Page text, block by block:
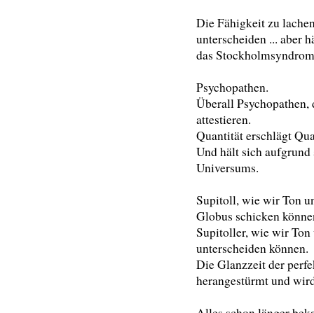
Die Fähigkeit zu
unterscheiden ... aber
das
Psychopathen.
Überall
attestieren.
Quantität erschlägt
Und hält sich
Universums.
Supitoll, wie wir Ton
Globus schicken
Supitoller, wie wir Ton
unterscheiden können.
Die Glanzzeit der
herangestürmt und